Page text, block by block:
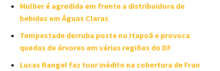
Mulher é agredida em frente a distribuidora de
bebidas em Águas Claras
Tempestade derruba poste no Itapoã e provoca
quedas de árvores em várias regiões do DF
Lucas Rangel faz tour inédito na cobertura de Fran